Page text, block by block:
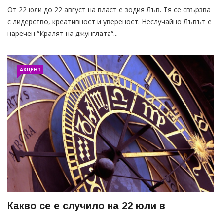
От 22 юли до 22 август на власт е зодия Лъв. Тя се свързва
с лидерство, креативност и увереност. Неслучайно Лъвът е
наречен ​​“Кралят на джунглата“...
АКЦЕНТ
Какво се е случило на 22 юли в